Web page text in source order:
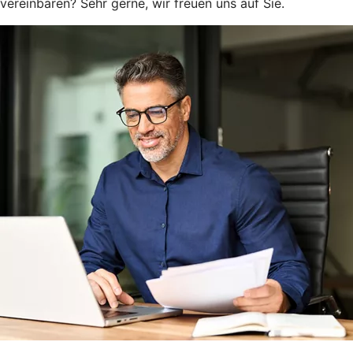
vereinbaren? Sehr gerne, wir freuen uns auf Sie.